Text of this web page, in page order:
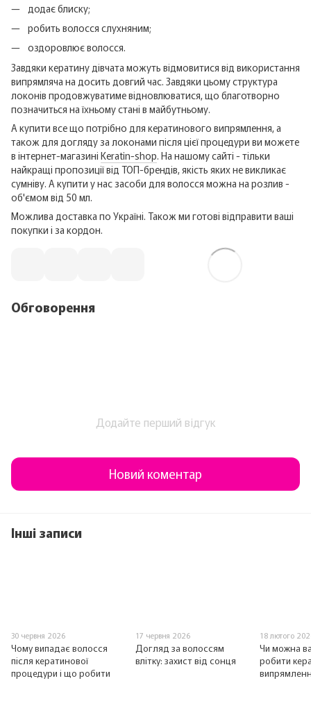
додає блиску;
робить волосся слухняним;
оздоровлює волосся.
Завдяки кератину дівчата можуть відмовитися від використання
випрямляча на досить довгий час. Завдяки цьому структура
локонів продовжуватиме відновлюватися, що благотворно
позначиться на їхньому стані в майбутньому.
А купити все що потрібно для кератинового випрямлення, а
також для догляду за локонами після цієї процедури ви можете
в інтернет-магазині Keratin-shop. На нашому сайті - тільки
найкращі пропозиції від ТОП-брендів, якість яких не викликає
сумніву. А купити у нас засоби для волосся можна на розлив -
об'ємом від 50 мл.
Можлива доставка по Україні. Також ми готові відправити ваші
покупки і за кордон.
Обговорення
Додайте перший відгук
Новий коментар
Інші записи
30 червня 2026
Чому випадає волосся
після кератинової
процедури і що робити
17 червня 2026
Догляд за волоссям
влітку: захист від сонця
18 лютого
Чи можна
робити